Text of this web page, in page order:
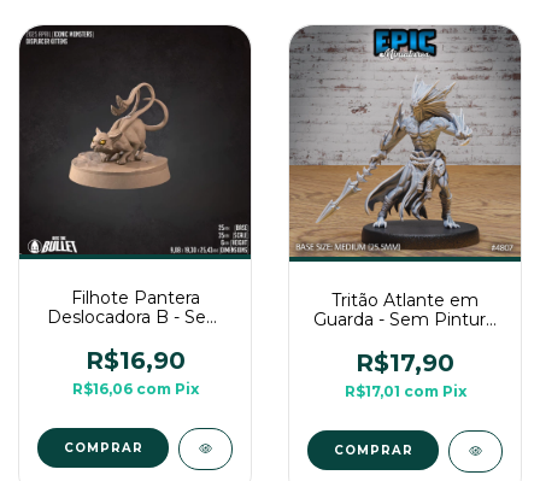
Filhote Pantera
Deslocadora B - Sem
Médio Para Rpg de
Mesa
R$16,90
R$16,06 com Pix
COMPRAR
Tritão Atlante em
Guarda - Sem Pintura,
Para Rpg de Mesa
R$17,90
R$17,01 com Pix
COMPRAR